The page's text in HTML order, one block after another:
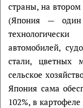
страны, на
(Япония —
автомобилей,
стали, цветных
сельское
Япония сама
102%, в